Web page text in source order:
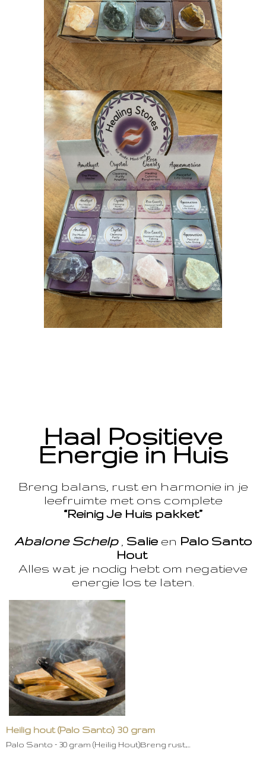
Haal Positieve
Energie in Huis
Breng balans, rust en harmonie in je
leefruimte met ons complete
“Reinig Je Huis pakket”
Abalone Schelp, Salie en Palo Santo
Hout
Alles wat je nodig hebt om negatieve
energie los te laten.
Heilig hout (Palo Santo) 30 gram
Palo Santo – 30 gram (Heilig Hout)Breng rust,…